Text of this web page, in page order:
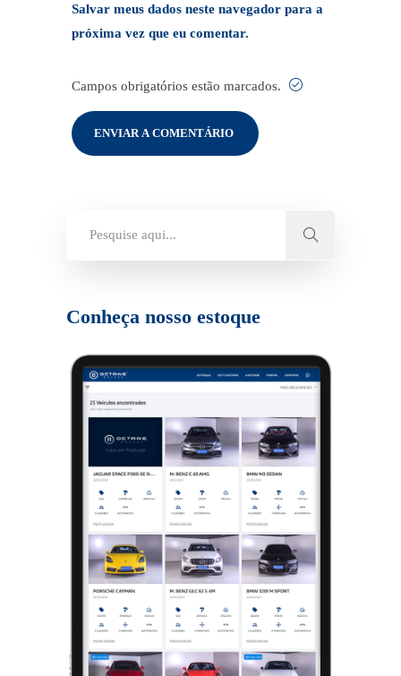
Salvar meus dados neste navegador para a
próxima vez que eu comentar.
Campos obrigatórios estão marcados.
Conheça nosso estoque